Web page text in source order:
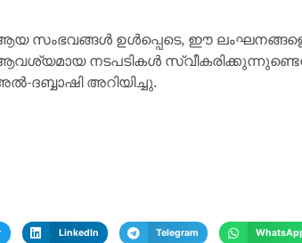
ആയ സംഭവങ്ങൾ ഉൾപ്പെടെ, ഈ
ആവശ്യമായ നടപടികൾ
അറിയിച്ചു.
LinkedIn Telegram